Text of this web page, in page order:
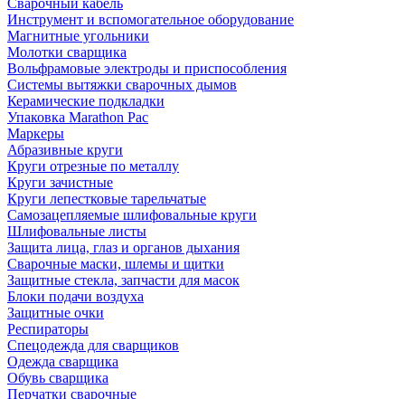
Сварочный кабель
Инструмент и вспомогательное оборудование
Магнитные угольники
Молотки сварщика
Вольфрамовые электроды и приспособления
Системы вытяжки сварочных дымов
Керамические подкладки
Упаковка Marathon Pac
Маркеры
Абразивные круги
Круги отрезные по металлу
Круги зачистные
Круги лепестковые тарельчатые
Самозацепляемые шлифовальные круги
Шлифовальные листы
Защита лица, глаз и органов дыхания
Сварочные маски, шлемы и щитки
Защитные стекла, запчасти для масок
Блоки подачи воздуха
Защитные очки
Респираторы
Спецодежда для сварщиков
Одежда сварщика
Обувь сварщика
Перчатки сварочные